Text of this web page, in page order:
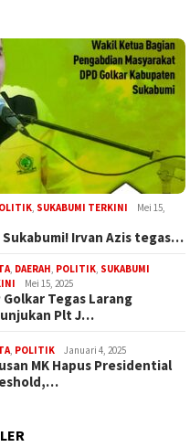
SUKABUMI TERKINI
Mei 15,
Sukabumi! Irvan Azis tegas…
DAERAH POLITIK SUKABUMI
Mei 15, 2025
Golkar Tegas Larang
Plt J…
POLITIK Januari 4, 2025
MK Hapus Presidential